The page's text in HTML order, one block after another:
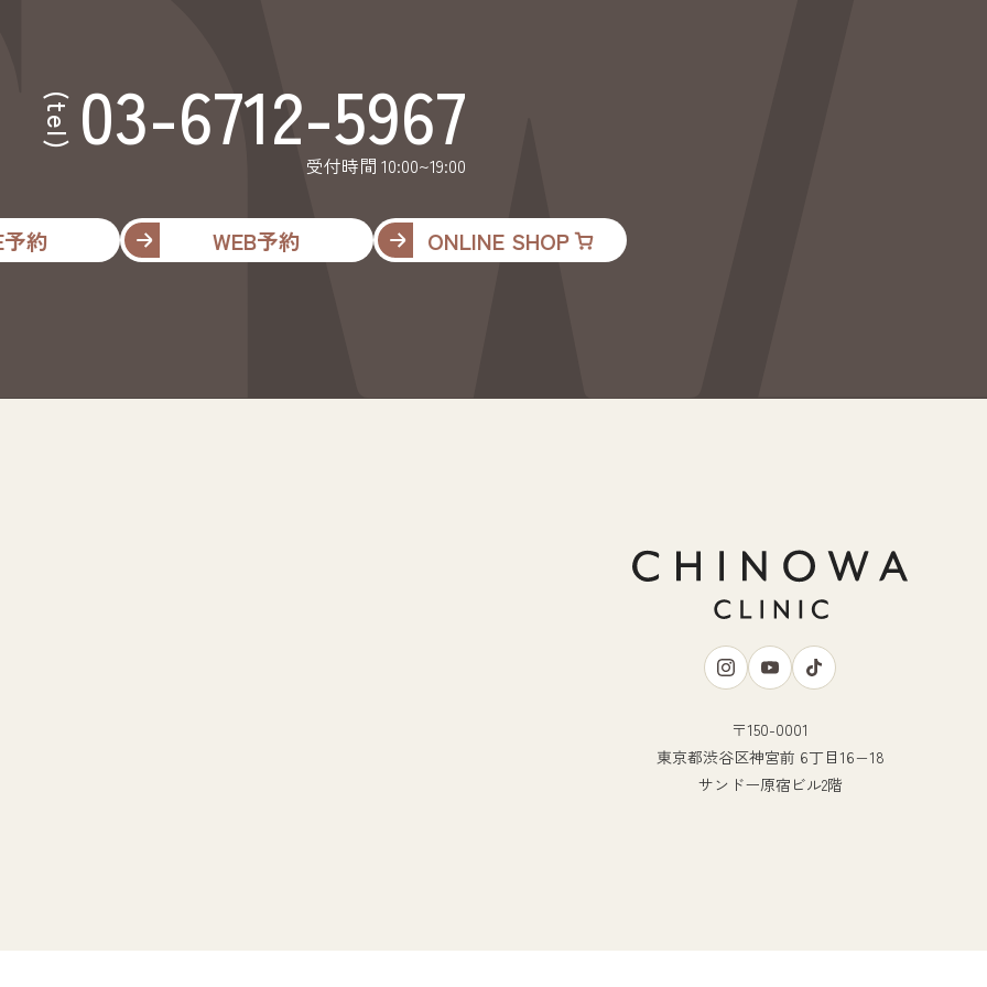
(tel) 03-6712-5967
受付時間 10:00~19:00
約 WEB予約 ONLINE SHOP
〒150-0001
東京都渋谷区神宮前 6丁目16−18
サンドー原宿ビル2階